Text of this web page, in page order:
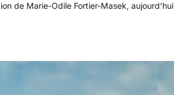
de Marie-Odile Fortier-Masek, aujourd’hui